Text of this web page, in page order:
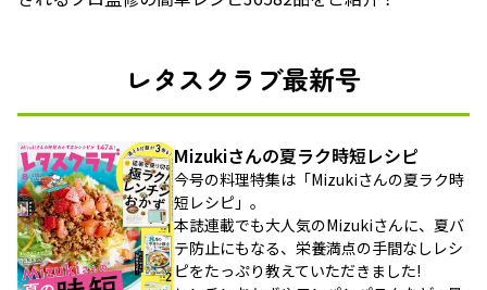
レタスクラブ最新号
Mizukiさんの夏ラク時短レシピ
今号の料理特集は「Mizukiさんの夏ラク時
短レシピ」。
本誌連載でも大人気のMizukiさんに、夏バ
テ防止にもなる、栄養満点の手間なしレシ
ピをたっぷり教えていただきました!